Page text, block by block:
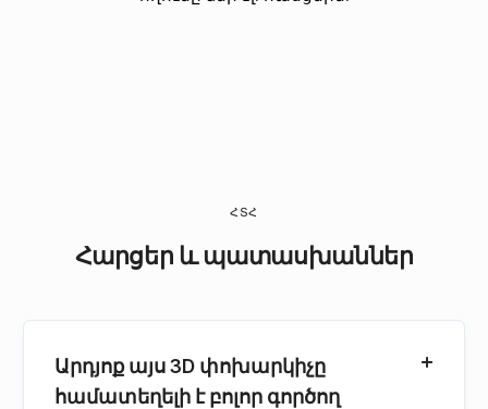
ՀՏՀ
Հարցեր և պատասխաններ
Արդյոք այս 3D փոխարկիչը
համատեղելի է բոլոր գործող